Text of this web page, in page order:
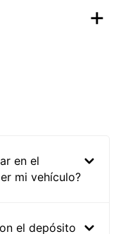
en el
mi vehículo?
el depósito